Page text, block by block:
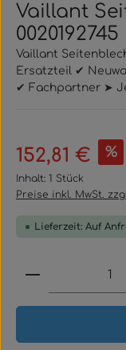
Vaillant
0020192745
Vaillant
Ersatzteil ✔
✔ Fachpartner ➤
Verkaufspreis:
152,81 € %
Inhalt: 1 Stück
Preise inkl. MwSt.
Lieferzeit: Auf
Produkt